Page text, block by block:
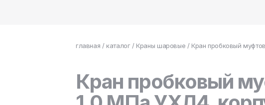
главная / каталог/ Краны шаровые / Кран пробковый
Кран пробковый